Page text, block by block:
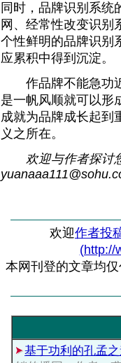
同时，品牌识别系统
网、经常性改变识别
个性鲜明的品牌识别
应累积中得到沉淀。
作品牌不能急功近
是一帆风顺就可以形
成就为品牌成长起到
义之所在。
欢迎与作者探讨您
yuanaaa111@sohu
欢迎作者投
(http://
本网刊登的文章均
基于功利的孔孟